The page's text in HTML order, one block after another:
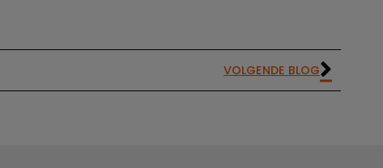
VOLGENDE BLOG